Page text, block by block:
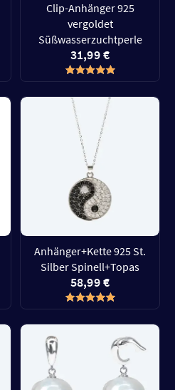
Clip-Anhänger 925
vergoldet
Süßwasserzuchtperle
31,99 €
Anhänger+Kette 925 St.
Silber Spinell+Topas
58,99 €